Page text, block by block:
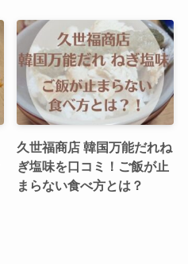
久世福商店 韓国万能だれね
ぎ塩味を口コミ！ご飯が止
まらない食べ方とは？